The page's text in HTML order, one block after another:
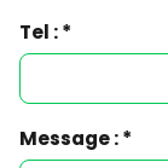
Tel : *
Message : *